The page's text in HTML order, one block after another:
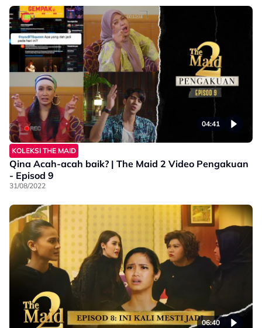
04:41
KOLEKSI THE MAID
Qina Acah-acah baik? | The Maid 2 Video Pengakuan
- Episod 9
31/08/2022
06:40